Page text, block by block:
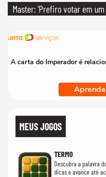
Master: 'Prefiro votar em
A carta do Imperador é
MEUS JOGOS
TERMO
Descubra a palavra
dicas e avance até